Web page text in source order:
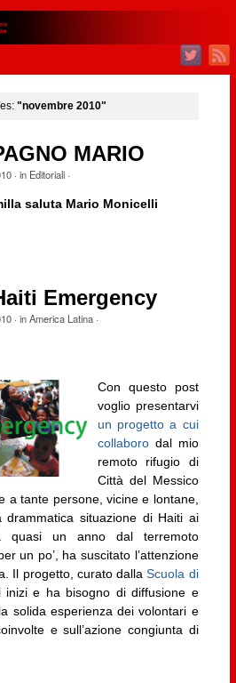
"novembre 2010"
MARIO
· in Editoriali·
saluta Mario Monicelli
Emergency
· inAmerica Latina·
Con questo post
voglio presentarvi
un progetto a cui
collaborodal mio
remoto rifugio di
Città del Messico
a tante persone, vicine e lontane,
drammatica situazione di Haiti ai
quasi un anno dal terremoto
un po’, ha suscitato l’attenzione
Il progetto, curato dallaScuola di
inizi e ha bisogno di diffusione e
solida esperienza dei volontari e
e sull’azione congiunta di